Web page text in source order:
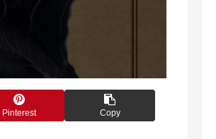
Pinterest Copy